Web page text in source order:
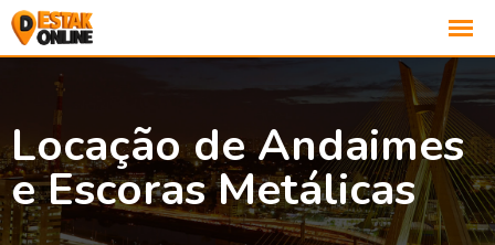
Locação de Andaimes
e Escoras Metálicas